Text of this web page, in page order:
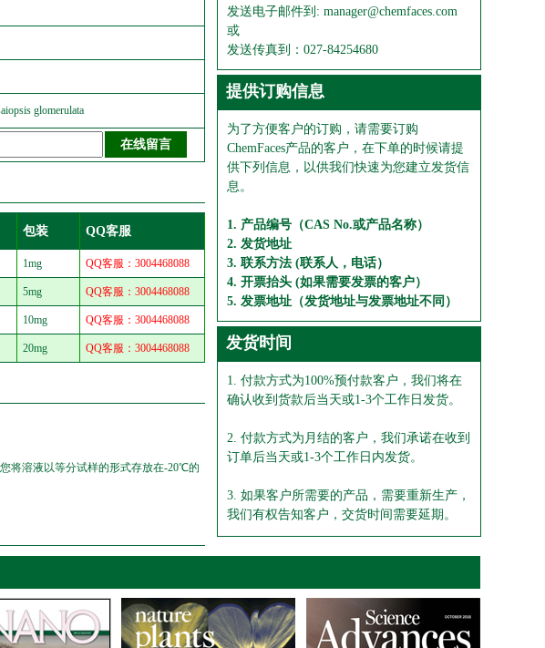
glomerulata
包装 QQ客服
1mg QQ客服：3004468088
5mg QQ客服：3004468088
10mg QQ客服：3004468088
20mg QQ客服：3004468088
将溶液以等分试样的形式存放在-20℃的
发送电子邮件到: manager@chemfaces.com
或
发送传真到：027-84254680
提供订购信息
为了方便客户的订购，请需要订购
ChemFaces产品的客户，在下单的时候请提
供下列信息，以供我们快速为您建立发货信
息。
1. 产品编号（CAS No.或产品名称）
2. 发货地址
3. 联系方法 (联系人，电话）
4. 开票抬头 (如果需要发票的客户）
5. 发票地址（发货地址与发票地址不同）
发货时间
1. 付款方式为100%预付款客户，我们将在
确认收到货款后当天或1-3个工作日发货。
2. 付款方式为月结的客户，我们承诺在收到
订单后当天或1-3个工作日内发货。
3. 如果客户所需要的产品，需要重新生产，
我们有权告知客户，交货时间需要延期。